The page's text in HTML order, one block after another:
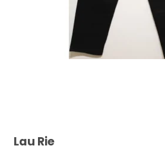
Lau Rie